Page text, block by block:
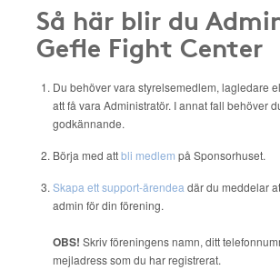
Så här blir du
Gefle Fight Center
Du behöver vara styrelsemedlem, lagledare
att få vara Administratör. I annat fall behöver
godkännande.
Börja med attbli medlem på Sponsorhuset.
Skapa ett support-ärendea där du meddelar
admin för din förening.
OBS! Skriv föreningens namn, ditt
mejladress som du har registrerat.